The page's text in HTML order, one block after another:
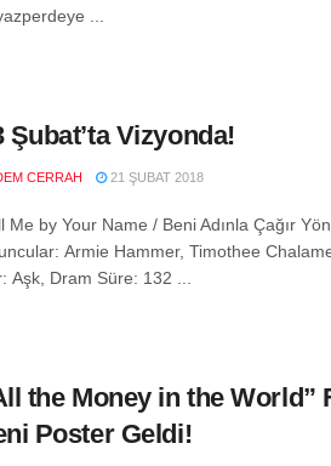
...
Şubat’ta Vizyonda!
CERRAH 21 ŞUBAT 2018
Me by Your Name / Beni Adınla Çağır
Armie Hammer, Timothee
Aşk, Dram Süre: 132 ...
the Money in the World”
Poster Geldi!